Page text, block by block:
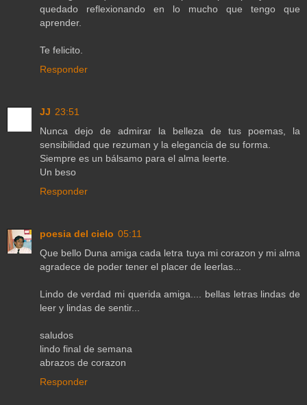
quedado reflexionando en lo mucho que tengo que
aprender.
Te felicito.
Responder
JJ 23:51
Nunca dejo de admirar la belleza de tus poemas, la
sensibilidad que rezuman y la elegancia de su forma.
Siempre es un bálsamo para el alma leerte.
Un beso
Responder
poesia del cielo 05:11
Que bello Duna amiga cada letra tuya mi corazon y mi alma
agradece de poder tener el placer de leerlas...
Lindo de verdad mi querida amiga.... bellas letras lindas de
leer y lindas de sentir...
saludos
lindo final de semana
abrazos de corazon
Responder